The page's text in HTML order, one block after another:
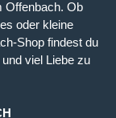
Offenbach. Ob
oder kleine
Shop findest du
viel Liebe zu